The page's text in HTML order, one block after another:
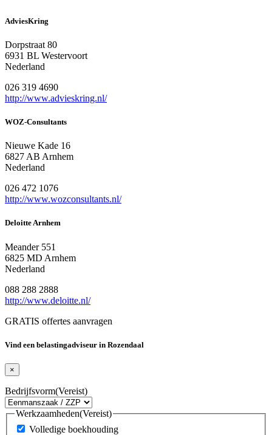
AdviesKring
Dorpstraat 80
6931 BL Westervoort
Nederland
026 319 4690
http://www.advieskring.nl/
WOZ-Consultants
Nieuwe Kade 16
6827 AB Arnhem
Nederland
026 472 1076
http://www.wozconsultants.nl/
Deloitte Arnhem
Meander 551
6825 MD Arnhem
Nederland
088 288 2888
http://www.deloitte.nl/
GRATIS offertes aanvragen
Vind een belastingadviseur in Rozendaal
×
Bedrijfsvorm(Vereist)
Werkzaamheden(Vereist)
Volledige boekhouding